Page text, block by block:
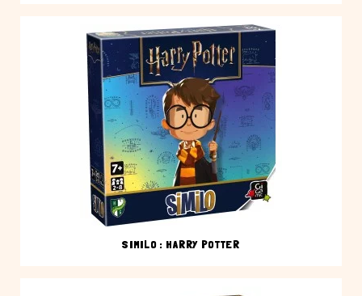
SIMILO : HARRY POTTER